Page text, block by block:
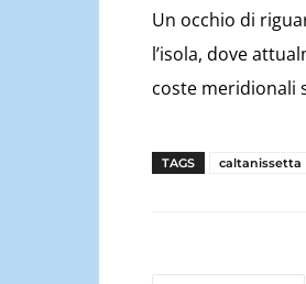
Un occhio di
l’isola, dove
coste meridionali
TAGS caltanissetta